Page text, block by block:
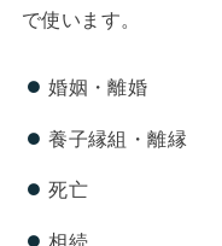
で使います。
婚姻・離婚
養子縁組・離縁
死亡
相続